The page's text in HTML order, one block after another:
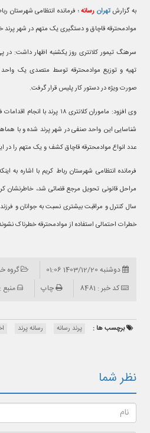
به گزارش تهران رسانه
موادمحترقه قاچاق و دستگیری یک متهم در شهر پرند
سرهنگ تیمور کلانتری روز یکشنبه اظهار داشت: در
تهیه و توزیع موادمحترقه توسط متصدی یک
صورت ویژه در دستور کار پلیس قرار گرفت.
وی افزود: ماموران کلانتری ۱۸
عدد انواع موادمحترقه قاچاق کشف و یک متهم را
فرمانده انتظامی شهرستان رباط کریم با اشاره به
مراحل قانونی تحویل مرجع قضائی شد، خاطرنشان کرد:
سال کنترل و مراقبت بیشتری نسبت به جوانان و
خطرات احتمالی استفاده از موادمحترقه خطرناک
دوشنبه 1403/12/20 01:06
گروه
کد خبر : 8481
چاپ منبع
برچسب ها : پرند رسانه رسانه پرند
نظر شما